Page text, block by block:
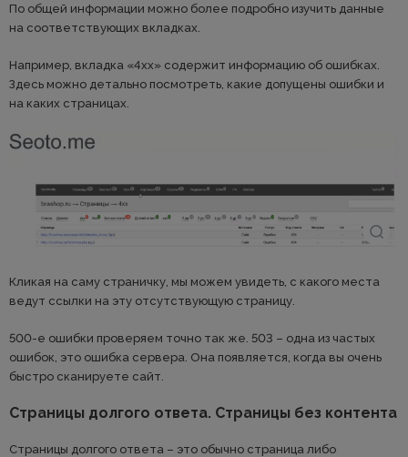
По общей информации можно более подробно изучить данные
на соответствующих вкладках.
Например, вкладка «4хх» содержит информацию об ошибках.
Здесь можно детально посмотреть, какие допущены ошибки и
на каких страницах.
Кликая на саму страничку, мы можем увидеть, с какого места
ведут ссылки на эту отсутствующую страницу.
500-е ошибки проверяем точно так же. 503 – одна из частых
ошибок, это ошибка сервера. Она появляется, когда вы очень
быстро сканируете сайт.
Страницы долгого ответа. Страницы без контента
Страницы долгого ответа – это обычно страница либо